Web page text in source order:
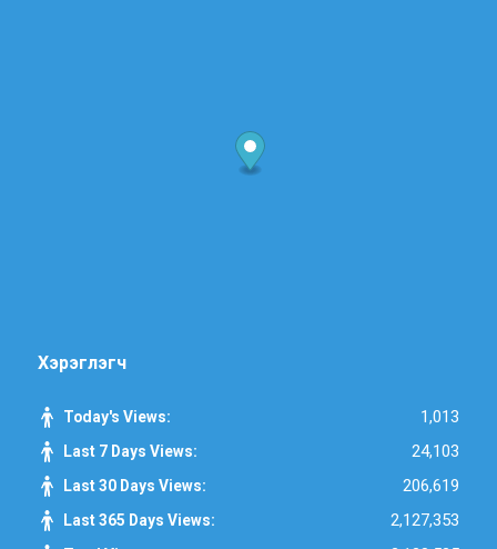
Хэрэглэгч
Today's Views: 1,013
Last 7 Days Views: 24,103
Last 30 Days Views: 206,619
Last 365 Days Views: 2,127,353